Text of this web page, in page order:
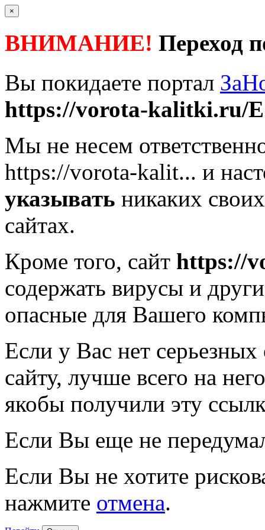
×
ВНИМАНИЕ! Переход
Вы покидаете портал
https://vorota-kalitki.ru/
Мы не несем
https://vorota-kalit... и
указывать никаких
сайтах.
Кроме того, сайт https://
содержать вирусы и
опасные для Вашего
Если у Вас нет
сайту, лучше всего на
якобы получили эту
Если Вы еще не
Если Вы не хотите
нажмите отмена.